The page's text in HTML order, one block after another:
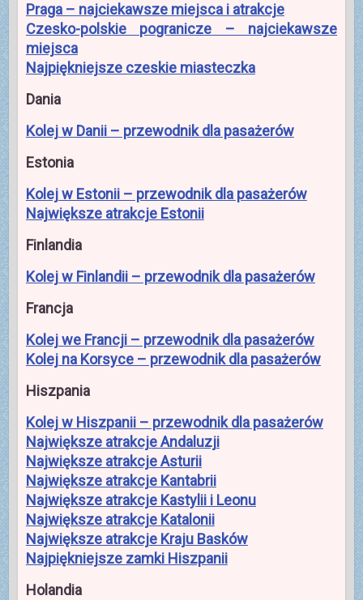
Praga – najciekawsze miejsca i atrakcje
Czesko-polskie pogranicze – najciekawsze
miejsca
Najpiękniejsze czeskie miasteczka
Dania
Kolej w Danii – przewodnik dla pasażerów
Estonia
Kolej w Estonii – przewodnik dla pasażerów
Największe atrakcje Estonii
Finlandia
Kolej w Finlandii – przewodnik dla pasażerów
Francja
Kolej we Francji – przewodnik dla pasażerów
Kolej na Korsyce – przewodnik dla pasażerów
Hiszpania
Kolej w Hiszpanii – przewodnik dla pasażerów
Największe atrakcje Andaluzji
Największe atrakcje Asturii
Największe atrakcje Kantabrii
Największe atrakcje Kastylii i Leonu
Największe atrakcje Katalonii
Największe atrakcje Kraju Basków
Najpiękniejsze zamki Hiszpanii
Holandia